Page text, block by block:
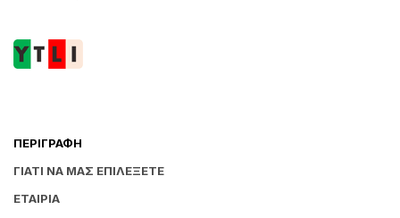
ΠΕΡΙΓΡΑΦΉ
ΓΙΑΤΊ ΝΑ ΜΑΣ ΕΠΙΛΈΞΕΤΕ
ΕΤΑΙΡΊΑ